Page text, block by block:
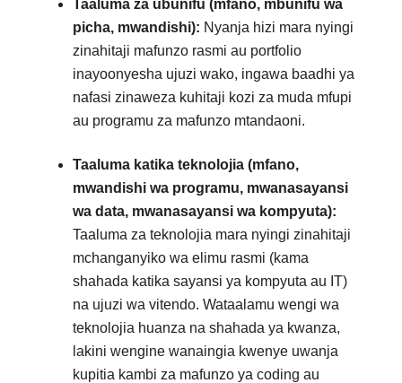
Taaluma za ubunifu (mfano, mbunifu wa
picha, mwandishi): Nyanja hizi mara nyingi
zinahitaji mafunzo rasmi au portfolio
inayoonyesha ujuzi wako, ingawa baadhi ya
nafasi zinaweza kuhitaji kozi za muda mfupi
au programu za mafunzo mtandaoni.
Taaluma katika teknolojia (mfano,
mwandishi wa programu, mwanasayansi
wa data, mwanasayansi wa kompyuta):
Taaluma za teknolojia mara nyingi zinahitaji
mchanganyiko wa elimu rasmi (kama
shahada katika sayansi ya kompyuta au IT)
na ujuzi wa vitendo. Wataalamu wengi wa
teknolojia huanza na shahada ya kwanza,
lakini wengine wanaingia kwenye uwanja
kupitia kambi za mafunzo ya coding au